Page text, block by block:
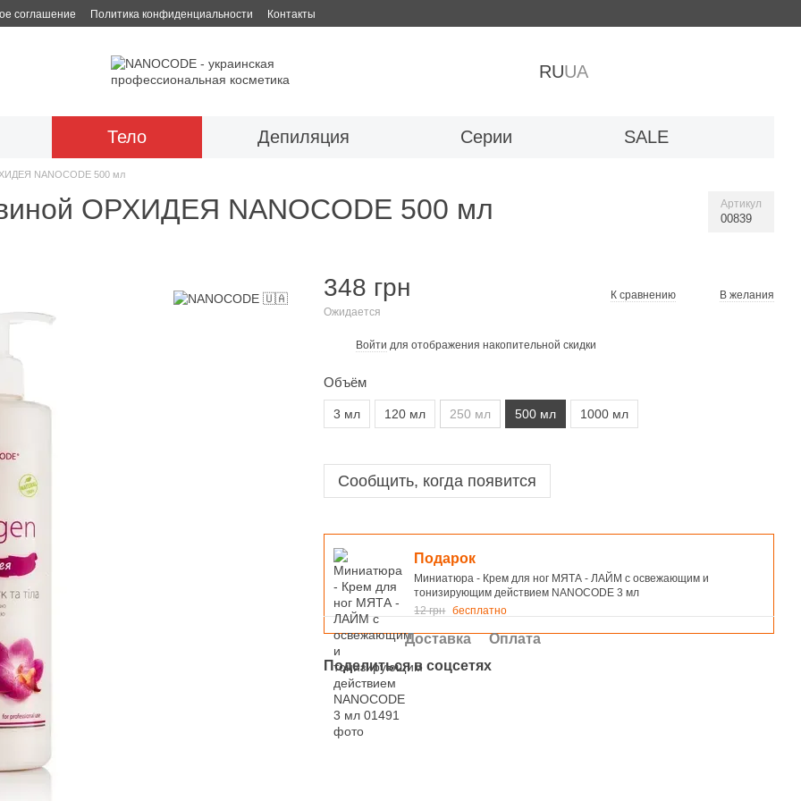
соглашение Политика конфиденциальности Контакты
RUUA
Тело Депиляция Серии SALE
NANOCODE 500 мл
ОРХИДЕЯ NANOCODE 500 мл Артикул
00839
348 грн
Ожидается
К сравнению В желания
Войти для отображения накопительной скидки
Объём
3 мл 120 мл 250 мл 500 мл 1000 мл
Сообщить, когда появится
Подарок
Миниатюра - Крем для ног МЯТА - ЛАЙМ с освежающим и
тонизирующим действием NANOCODE 3 мл
12 грн бесплатно
Доставка
Оплата
Поделиться в соцсетях